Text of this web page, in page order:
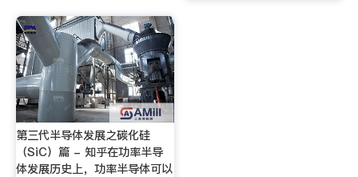
第三代半导体发展之碳化硅
（SiC）篇 - 知乎在功率半导
体发展历史上，功率半导体可以